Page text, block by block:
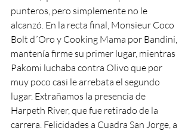
punteros, pero simplemente no le
alcanzó. En la recta final, Monsieur Coco
Bolt d´Oro y Cooking Mama por Bandini,
mantenía firme su primer lugar, mientras
Pakomi luchaba contra Olivo que por
muy poco casi le arrebata el segundo
lugar. Extrañamos la presencia de
Harpeth River, que fue retirado de la
carrera. Felicidades a Cuadra San Jorge, a